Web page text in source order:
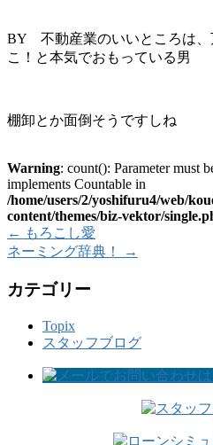
BY 不動産業のいいところは、
こ！と本気でおもっている男
棚卸とか面倒そうですしね
Warning: count(): Parameter must
implements Countable in
/home/users/2/yoshifuru4/web/
content/themes/biz-vektor/
← もろこし愛
ネーミング辞典！
→
カテゴリー
Topix
スタッフブログ